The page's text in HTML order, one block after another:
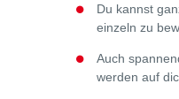
Du kannst
einzeln zu
Auch
werden auf